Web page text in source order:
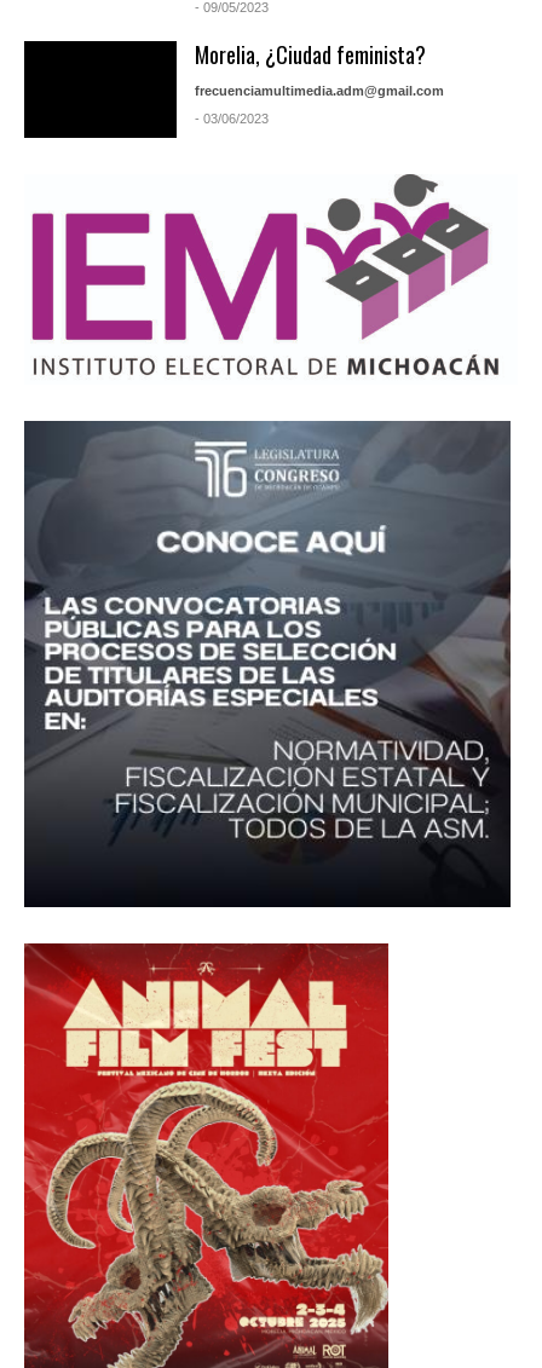
- 09/05/2023
Morelia, ¿Ciudad feminista?
frecuenciamultimedia.adm@gmail.com
- 03/06/2023